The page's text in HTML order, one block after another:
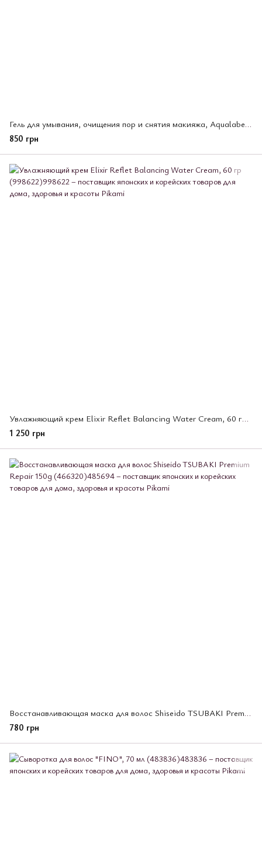
Гель для умывания, очищения пор и снятия макияжа, Aqualabel Shiseido, 130 г (212636)
850 грн
Увлажняющий крем Elixir Reflet Balancing Water Cream, 60 гр (998622)
1 250 грн
Восстанавливающая маска для волос Shiseido TSUBAKI Premium Repair 150g (466320)
780 грн